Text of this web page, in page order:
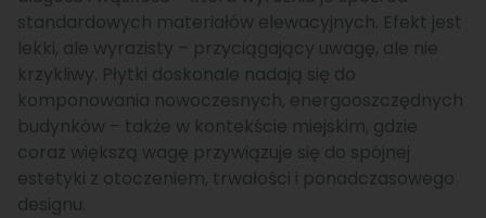
standardowych materiałów elewacyjnych. Efekt jest
lekki, ale wyrazisty – przyciągający uwagę, ale nie
krzykliwy. Płytki doskonale nadają się do
komponowania nowoczesnych, energooszczędnych
budynków – także w kontekście miejskim, gdzie
coraz większą wagę przywiązuje się do spójnej
estetyki z otoczeniem, trwałości i ponadczasowego
designu.